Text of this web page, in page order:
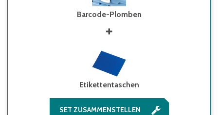
Barcode-Plomben
Etikettentaschen
SET ZUSAMMENSTELLEN